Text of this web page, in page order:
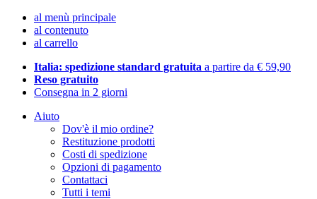
al menù principale
al contenuto
al carrello
Italia: spedizione standard gratuita a partire da € 59,90
Reso gratuito
Consegna in 2 giorni
Aiuto
Dov'è il mio ordine?
Restituzione prodotti
Costi di spedizione
Opzioni di pagamento
Contattaci
Tutti i temi